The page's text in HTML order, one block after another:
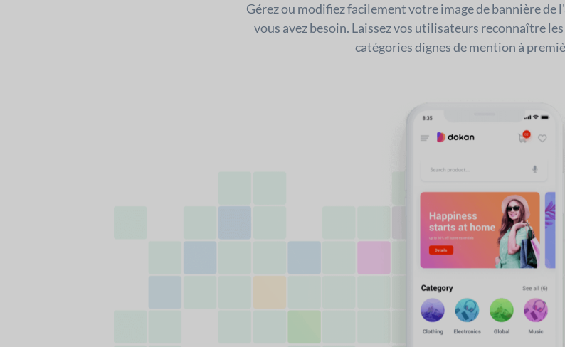
Gérez ou modifiez facilement votre image de bannière
vous avez besoin. Laissez vos utilisateurs reconnaître
catégories dignes de mention à